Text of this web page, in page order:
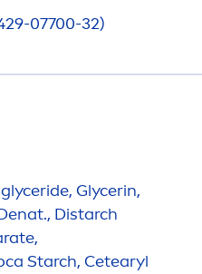
07700-32)
Glycerin,
Distarch
Starch, Cetearyl